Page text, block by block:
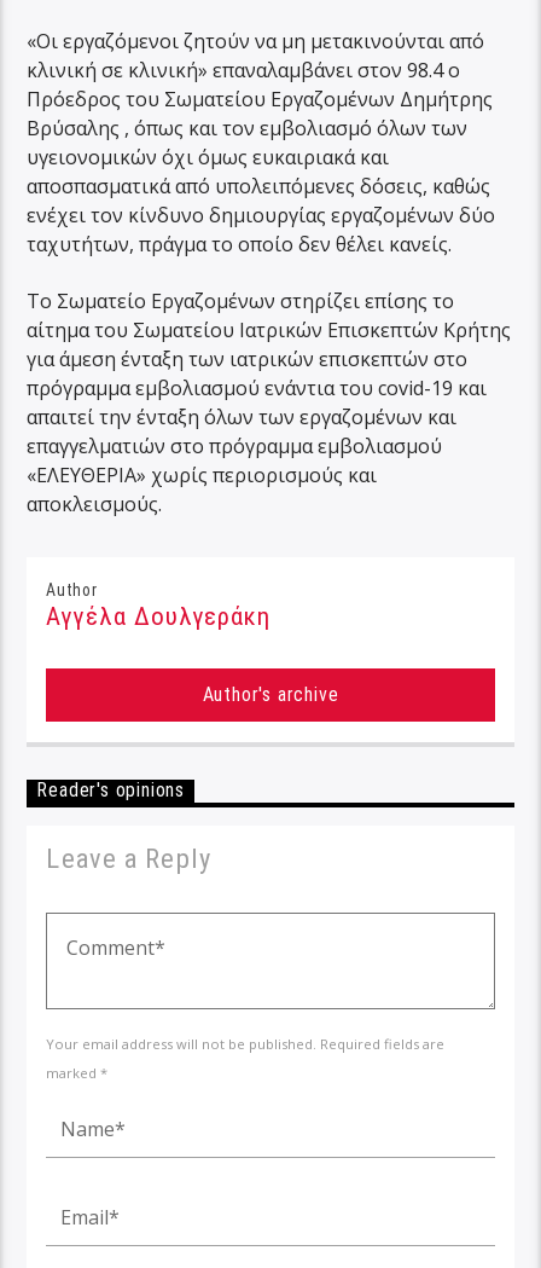
«Οι εργαζόμενοι ζητούν να μη μετακινούνται από
κλινική σε κλινική» επαναλαμβάνει στον 98.4 ο
Πρόεδρος του Σωματείου Εργαζομένων Δημήτρης
Βρύσαλης , όπως και τον εμβολιασμό όλων των
υγειονομικών όχι όμως ευκαιριακά και
αποσπασματικά από υπολειπόμενες δόσεις, καθώς
ενέχει τον κίνδυνο δημιουργίας εργαζομένων δύο
ταχυτήτων, πράγμα το οποίο δεν θέλει κανείς.
Το Σωματείο Εργαζομένων στηρίζει επίσης το
αίτημα του Σωματείου Ιατρικών Επισκεπτών Κρήτης
για άμεση ένταξη των ιατρικών επισκεπτών στο
πρόγραμμα εμβολιασμού ενάντια του covid-19 και
απαιτεί την ένταξη όλων των εργαζομένων και
επαγγελματιών στο πρόγραμμα εμβολιασμού
«ΕΛΕΥΘΕΡΙΑ» χωρίς περιορισμούς και
αποκλεισμούς.
Author
Αγγέλα Δουλγεράκη
Author's archive
Reader's opinions
Leave a Reply
Your email address will not be published. Required fields are
marked *